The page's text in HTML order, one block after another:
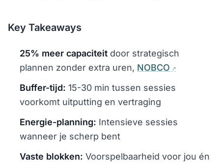
Key Takeaways
25% meer capaciteit door strategisch
plannen zonder extra uren, NOBCO
Buffer-tijd: 15-30 min tussen sessies
voorkomt uitputting en vertraging
Energie-planning: Intensieve sessies
wanneer je scherp bent
Vaste blokken: Voorspelbaarheid voor jou én